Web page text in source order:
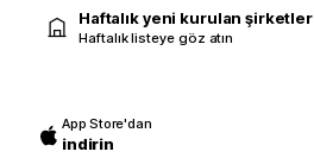
Haftalık yeni kurulan şirketler
Haftalık listeye göz atın
App Store'dan
indirin